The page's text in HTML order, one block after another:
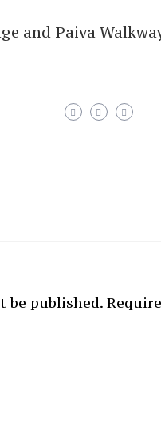
and Paiva
be published.